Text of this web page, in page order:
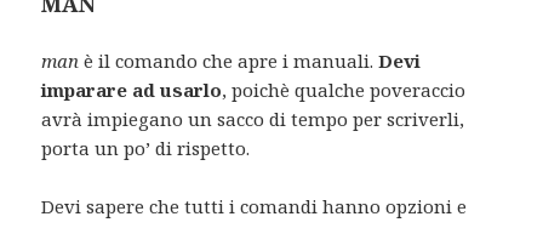
man è il comando che apre i manuali.Devi
imparare ad usarlo, poichè qualche poveraccio
avrà impiegano un sacco di tempo per scriverli,
porta un po’ di rispetto.
Devi sapere che tutti i comandi hanno opzioni e